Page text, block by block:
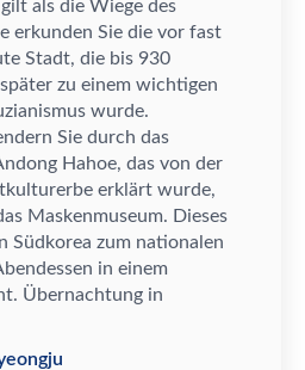
als die Wiege des
erkunden Sie die vor fast
Stadt, die bis 930
äter zu einem wichtigen
wurde.
Sie durch das
Hahoe, das von der
erkl ärt wurde,
Maskenmuseum. Dieses
Südkorea zum nationalen
in einem
Übernachtung in